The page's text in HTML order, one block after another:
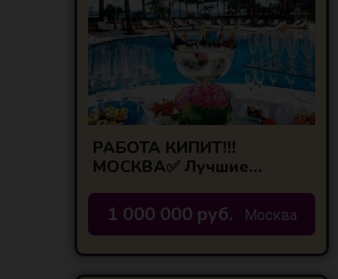
РАБОТА КИПИТ!!!
МОСКВА✅ Лучшие
центральной России!
1 000 000 руб. Москва